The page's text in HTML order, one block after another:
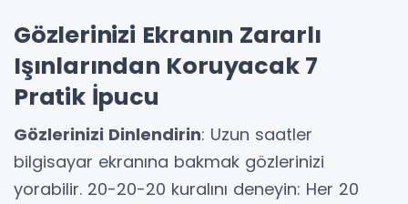
Gözlerinizi Ekranın Zararlı
Işınlarından Koruyacak 7
Pratik İpucu
Gözlerinizi Dinlendirin: Uzun saatler
bilgisayar ekranına bakmak gözlerinizi
yorabilir. 20-20-20 kuralını deneyin: Her 20